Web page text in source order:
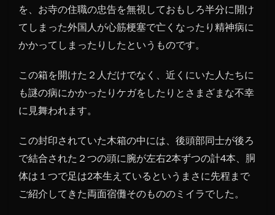
を、お寺の住職の忠告を無視しておもしろ半分に開け
てしまった外国人が心筋梗塞で亡くなったり精神病に
かかってしまったりしたというものです。
この箱を開けた２人だけでなく、近くにいた人たちに
も謎の病にかかったりケガをしたりとさまざまな不幸
に見舞われます。
この封印されていた木箱の中には、後頭部同士が後ろ
で結合された２つの頭に腕が左右2本ずつの計4本、胴
体は１つで足は2本生えているというまさに先程まで
ご紹介してきた両面宿儺そのもののミイラでした。